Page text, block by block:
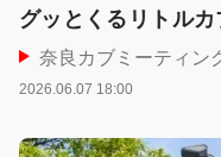
グッとくるリトル
奈良カブミーティン
2026.06.07 18:00